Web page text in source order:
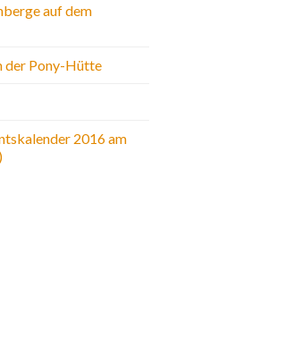
auf dem
der Pony-Hütte
2016 am